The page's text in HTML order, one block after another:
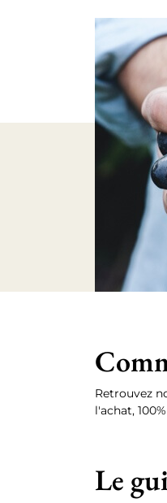
Retrouvez
l'achat,
Le